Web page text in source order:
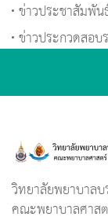
ข่าวประชาสัมพัน
ข่าวประกวดสอ
วิทยาลัยพยาบาล
คณะพยาบาลศาส